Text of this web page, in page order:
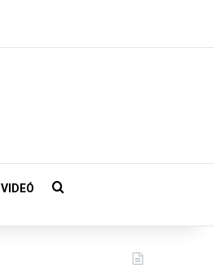
VIDEÓ Keresés: